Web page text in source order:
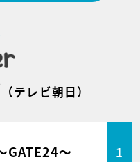
（テレビ朝日）
GATE24～ 1